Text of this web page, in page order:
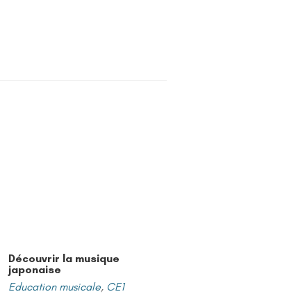
Découvrir la musique
japonaise
Education musicale, CE1